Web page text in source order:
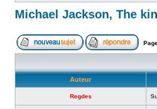
Michael Jackson, The
Auteur
Regdes